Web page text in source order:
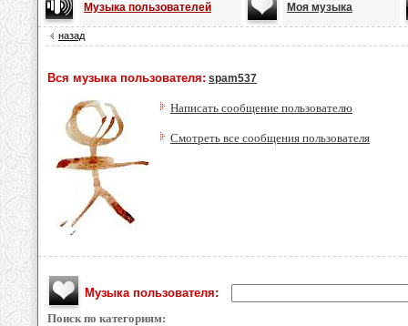
Музыка пользователей Моя музыка
назад
Вся музыка пользователя: spam537
Написать сообщение пользователю
Смотреть все сообщения пользователя
Музыка пользователя:
Поиск по категориям: